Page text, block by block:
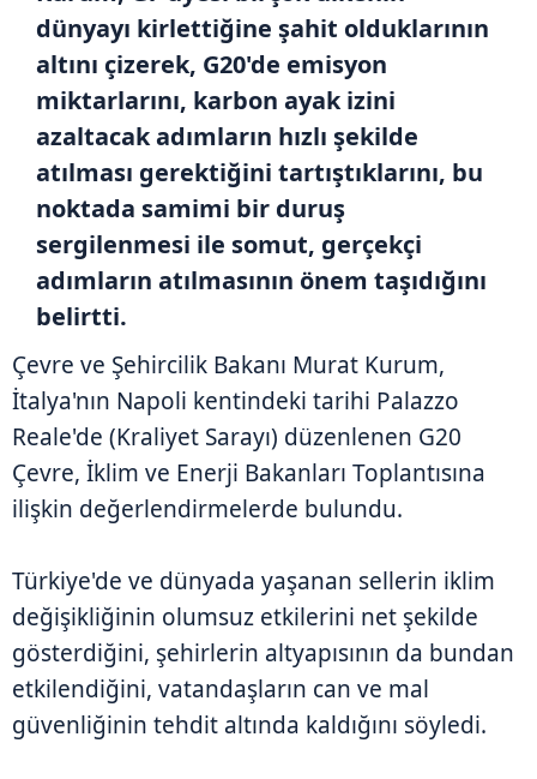
dünyayı kirlettiğine şahit olduklarının
altını çizerek, G20'de emisyon
miktarlarını, karbon ayak izini
azaltacak adımların hızlı şekilde
atılması gerektiğini tartıştıklarını, bu
noktada samimi bir duruş
sergilenmesi ile somut, gerçekçi
adımların atılmasının önem taşıdığını
belirtti.
Çevre ve Şehircilik Bakanı Murat Kurum,
İtalya'nın Napoli kentindeki tarihi Palazzo
Reale'de (Kraliyet Sarayı) düzenlenen G20
Çevre, İklim ve Enerji Bakanları Toplantısına
ilişkin değerlendirmelerde bulundu.
Türkiye'de ve dünyada yaşanan sellerin iklim
değişikliğinin olumsuz etkilerini net şekilde
gösterdiğini, şehirlerin altyapısının da bundan
etkilendiğini, vatandaşların can ve mal
güvenliğinin tehdit altında kaldığını söyledi.